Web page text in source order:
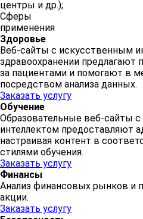
центры и др.);
Сферы
применения
Здоровье
Веб-сайты с искусственным
здравоохранении предлагают
за пациентами и помогают в
посредством анализа данных.
Заказать услугу
Обучение
Образовательные веб-сайты
интеллектом предоставляют
настраивая контент в
стилями обучения.
Заказать услугу
Финансы
Анализ финансовых рынков и
акции.
Заказать услугу